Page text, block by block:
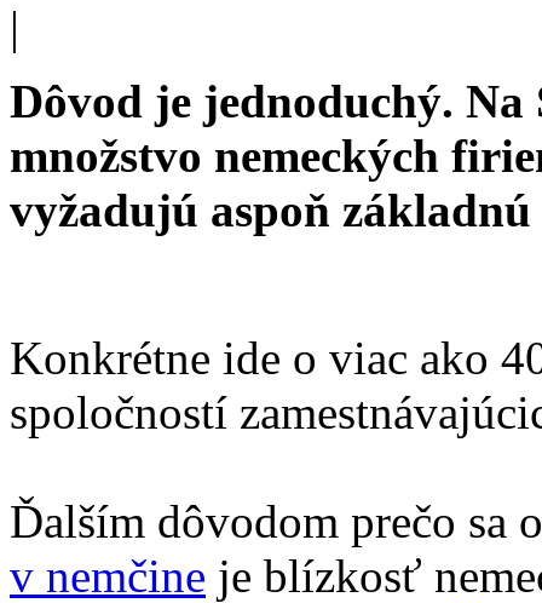
|
Dôvod je jednoduchý.
množstvo nemeckých
vyžadujú aspoň
Konkrétne ide o viac ako
spoločností
Ďalším dôvodom prečo
v nemčine je blízkosť